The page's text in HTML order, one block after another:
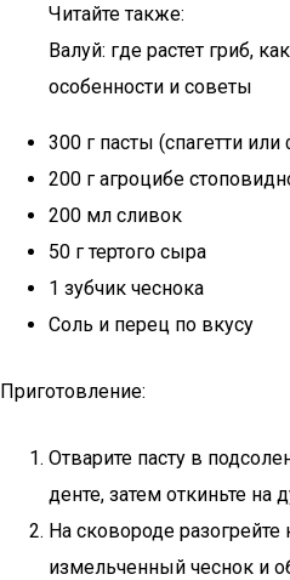
Читайте также:
Валуй: где растет гриб,
особенности и советы
300 г пасты (спагетти или
200 г агроцибе
200 мл сливок
50 г тертого сыра
1 зубчик чеснока
Соль и перец по вкусу
Приготовление:
Отварите пасту в
денте, затем откиньте на
На сковороде
измельченный чеснок и